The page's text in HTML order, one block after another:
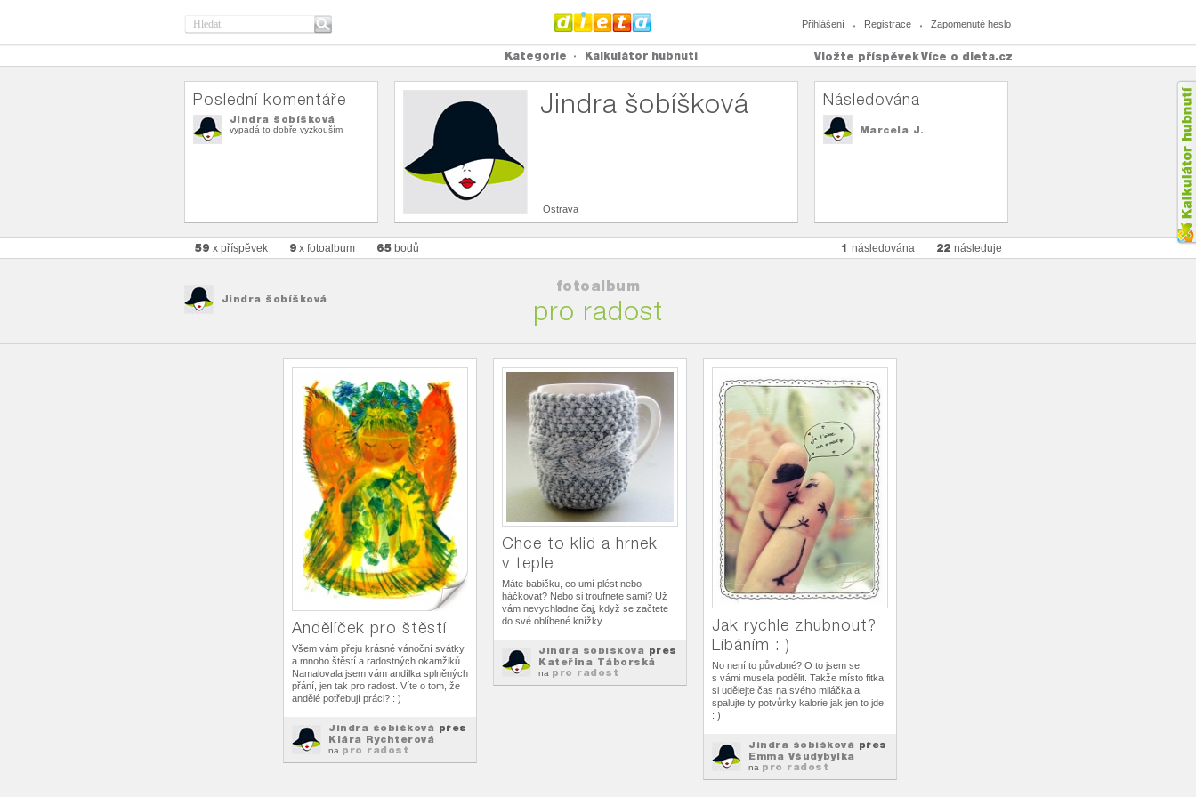
Přihlášení Registrace Zapomenuté heslo
Kategorie Kalkulátor hubnutí Více o dieta.cz
Vložte příspěvek
Poslední komentáře
Jindra šobíšková
vypadá to dobře vyzkouším
Jindra šobíšková
Ostrava
Následována
Marcela J.
59 x příspěvek 9 x fotoalbum 65 bodů 1 následována 22 následuje
Jindra šobíšková
fotoalbum
pro radost
Andělíček pro štěstí
Všem vám přeju krásné vánoční svátky
a mnoho štěstí a radostných okamžiků.
Namalovala jsem vám andílka splněných
přání, jen tak pro radost. Víte o tom, že
andělé potřebují práci? : )
Jindra šobíšková přes
Klára Rychterová
na pro radost
Chce to klid a hrnek
v teple
Máte babičku, co umí plést nebo
háčkovat? Nebo si troufnete sami? Už
vám nevychladne čaj, když se začtete
do své oblíbené knížky.
Jindra šobíšková přes
Kateřina Táborská
na pro radost
Jak rychle zhubnout?
Líbáním : )
No není to půvabné? O to jsem se
s vámi musela podělit. Takže místo fitka
si udělejte čas na svého miláčka a
spalujte ty potvůrky kalorie jak jen to jde
: )
Jindra šobíšková přes
Emma Všudybylka
na pro radost